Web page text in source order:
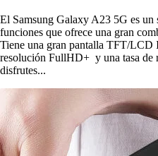
El Samsung Galaxy A23 5G es un
funciones que ofrece una gran
Tiene una gran pantalla TFT/
resolución FullHD+ y una tasa de
disfrutes...